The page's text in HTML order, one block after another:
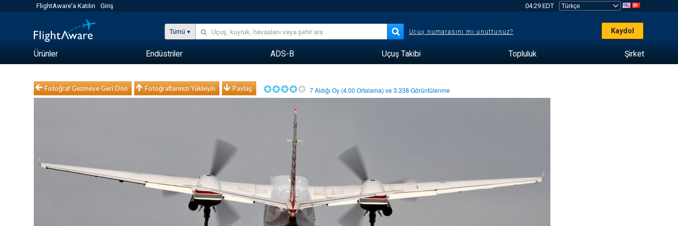
FlightAware'a Katılın Giriş 04:29 EDT
Tümü Uçuş numarasını mı unuttunuz? Kaydol
Ürünler Endüstriler ADS-B Uçuş Takibi Topluluk Şirket
Fotoğraf Gezmeye Geri Dön Fotoğraflarınızı Yükleyin Paylaş 7Aldığı Oy (4.00 Ortalama) ve3.338 Görüntülenme